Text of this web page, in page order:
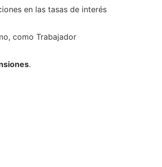
en las tasas de interés
como Trabajador
.